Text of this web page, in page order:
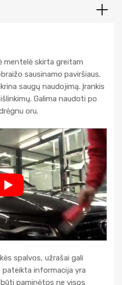
mentelė skirta greitam
sausinamo paviršiaus.
saugų naudojimą. Įrankis
Galima naudoti po
oru.
spalvos, užrašai gali
informacija yra
paminėtos ne visos